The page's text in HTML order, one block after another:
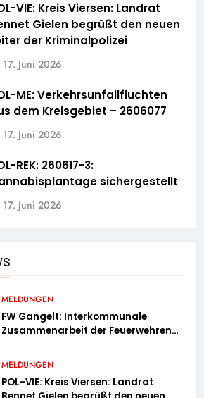
VIE: Kreis Viersen: Landrat
Gielen begrüßt den neuen
der Kriminalpolizei
17. Juni 2026
ME: Verkehrsunfallfluchten
dem Kreisgebiet – 2606077
17. Juni 2026
REK: 260617-3:
sichergestellt
17. Juni 2026
MELDUNGEN
FW Gangelt: Interkommunale
Zusammenarbeit der Feuerwehren
Gangelt
MELDUNGEN
POL-VIE: Kreis Viersen: Landrat